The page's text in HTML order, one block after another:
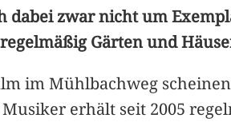
dabei zwar nicht um
Gärten und
im Mühlbachweg
erhält seit 2005